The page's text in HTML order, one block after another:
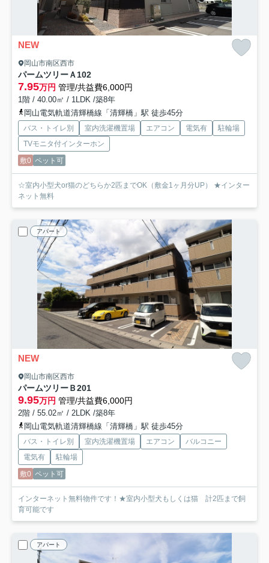
NEW
岡山市南区西市
パームツリーＡ102
7.95万円 管理/共益費6,000円
1階 / 40.00㎡ / 1LDK /築8年
岡山電気軌道清輝橋線「清輝橋」駅 徒歩45分
バス・トイレ別 室内洗濯機置場 エアコン 電気有
駐輪場
TVモニタ付インターホン
敷0 ペット可
☆室内小型犬or猫のどちらか2匹までOK（敷金1ヶ月分UP） ★インター
ネット無料
アパート
NEW
岡山市南区西市
パームツリーＢ201
9.95万円 管理/共益費6,000円
2階 / 55.02㎡ / 2LDK /築8年
岡山電気軌道清輝橋線「清輝橋」駅 徒歩45分
バス・トイレ別 室内洗濯機置場 エアコン
バルコニー
電気有
駐輪場
敷0 ペット可
インターネット無料物件です！★室内小型犬もしくは猫 計2匹まで飼
育可能です
アパート